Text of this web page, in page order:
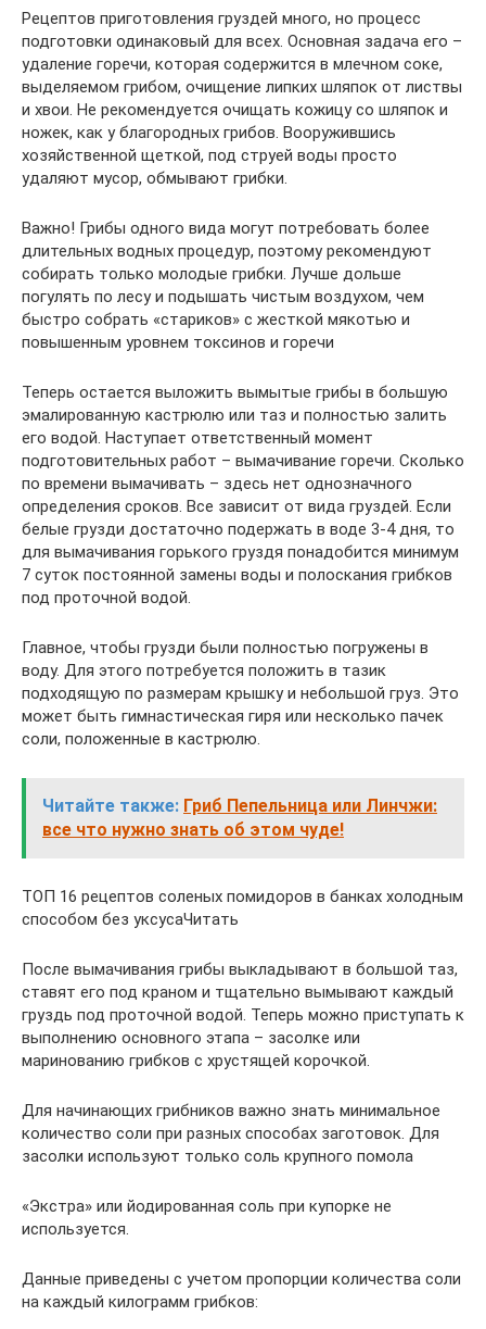
Рецептов приготовления груздей много, но процесс
подготовки одинаковый для всех. Основная задача его –
удаление горечи, которая содержится в млечном соке,
выделяемом грибом, очищение липких шляпок от листвы
и хвои. Не рекомендуется очищать кожицу со шляпок и
ножек, как у благородных грибов. Вооружившись
хозяйственной щеткой, под струей воды просто
удаляют мусор, обмывают грибки.
Важно! Грибы одного вида могут потребовать более
длительных водных процедур, поэтому рекомендуют
собирать только молодые грибки. Лучше дольше
погулять по лесу и подышать чистым воздухом, чем
быстро собрать «стариков» с жесткой мякотью и
повышенным уровнем токсинов и горечи
Теперь остается выложить вымытые грибы в большую
эмалированную кастрюлю или таз и полностью залить
его водой. Наступает ответственный момент
подготовительных работ – вымачивание горечи. Сколько
по времени вымачивать – здесь нет однозначного
определения сроков. Все зависит от вида груздей. Если
белые грузди достаточно подержать в воде 3-4 дня, то
для вымачивания горького груздя понадобится минимум
7 суток постоянной замены воды и полоскания грибков
под проточной водой.
Главное, чтобы грузди были полностью погружены в
воду. Для этого потребуется положить в тазик
подходящую по размерам крышку и небольшой груз. Это
может быть гимнастическая гиря или несколько пачек
соли, положенные в кастрюлю.
Читайте также: Гриб Пепельница или Линчжи:
все что нужно знать об этом чуде!
ТОП 16 рецептов соленых помидоров в банках холодным
способом без уксусаЧитать
После вымачивания грибы выкладывают в большой таз,
ставят его под краном и тщательно вымывают каждый
груздь под проточной водой. Теперь можно приступать к
выполнению основного этапа – засолке или
маринованию грибков с хрустящей корочкой.
Для начинающих грибников важно знать минимальное
количество соли при разных способах заготовок. Для
засолки используют только соль крупного помола
«Экстра» или йодированная соль при купорке не
используется.
Данные приведены с учетом пропорции количества соли
на каждый килограмм грибков: